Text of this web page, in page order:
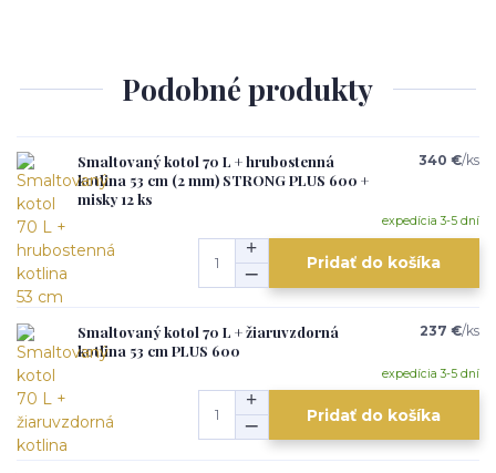
Podobné produkty
Smaltovaný kotol 70 L + hrubostenná
kotlina 53 cm (2 mm) STRONG PLUS 600 +
misky 12 ks
340 €/ks
expedícia 3-5 dní
Pridať do košíka
Smaltovaný kotol 70 L + žiaruvzdorná
kotlina 53 cm PLUS 600
237 €/ks
expedícia 3-5 dní
Pridať do košíka